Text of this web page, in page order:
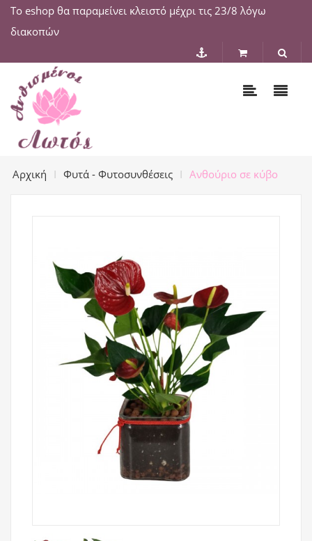
Το eshop θα παραμείνει κλειστό μέχρι τις 23/8 λόγω
διακοπών
Αρχική Φυτά - Φυτοσυνθέσεις Ανθούριο σε κύβο